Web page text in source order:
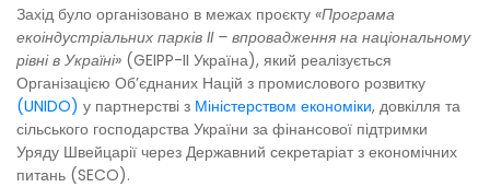
Захід було організовано в межах проєкту «Програма
екоіндустріальних парків II – впровадження на національному
рівні в Україні» (GEIPP-II Україна), який реалізується
Організацією Об’єднаних Націй з промислового розвитку
(UNIDO) у партнерстві з Міністерством економіки, довкілля та
сільського господарства України за фінансової підтримки
Уряду Швейцарії через Державний секретаріат з економічних
питань (SECO).